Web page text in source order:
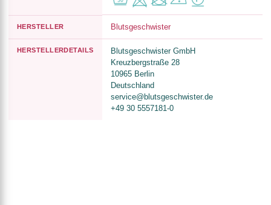
HERSTELLER Blutsgeschwister
HERSTELLERDETAILS
Blutsgeschwister GmbH
Kreuzbergstraße 28
10965 Berlin
Deutschland
service@blutsgeschwister.de
+49 30 5557181-0